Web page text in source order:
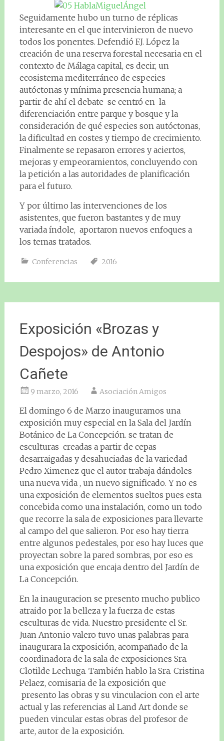
Seguidamente hubo un turno de réplicas
interesante en el que intervinieron de nuevo
todos los ponentes. Defendió F.J. López la
creación de una reserva forestal necesaria en el
contexto de Málaga capital, es decir, un
ecosistema mediterráneo de especies
autóctonas y mínima presencia humana; a
partir de ahí el debate se centró en la
diferenciación entre parque y bosque y la
consideración de qué especies son autóctonas,
la dificultad en costes y tiempo de crecimiento.
Finalmente se repasaron errores y aciertos,
mejoras y empeoramientos, concluyendo con
la petición a las autoridades de planificación
para el futuro.
Y por último las intervenciones de los
asistentes, que fueron bastantes y de muy
variada índole, aportaron nuevos enfoques a
los temas tratados.
Conferencias 2016
Exposición «Brozas y
Despojos» de Antonio
Cañete
9 marzo, 2016 Asociación Amigos
El domingo 6 de Marzo inauguramos una
exposición muy especial en la Sala del Jardín
Botánico de La Concepción. se tratan de
esculturas creadas a partir de cepas
desarraigadas y desahuciadas de la variedad
Pedro Ximenez que el autor trabaja dándoles
una nueva vida , un nuevo significado. Y no es
una exposición de elementos sueltos pues esta
concebida como una instalación, como un todo
que recorre la sala de exposiciones para llevarte
al campo del que salieron. Por eso hay tierra
entre algunos pedestales, por eso hay luces que
proyectan sobre la pared sombras, por eso es
una exposición que encaja dentro del Jardín de
La Concepción.
En la inauguracion se presento mucho publico
atraido por la belleza y la fuerza de estas
esculturas de vida. Nuestro presidente el Sr.
Juan Antonio valero tuvo unas palabras para
inaugurara la exposición, acompañado de la
coordinadora de la sala de exposiciones Sra.
Clotilde Lechuga. También hablo la Sra. Cristina
Pelaez, comisaria de la exposición que
presento las obras y su vinculacion con el arte
actual y las referencias al Land Art donde se
pueden vincular estas obras del profesor de
arte, autor de la exposición.